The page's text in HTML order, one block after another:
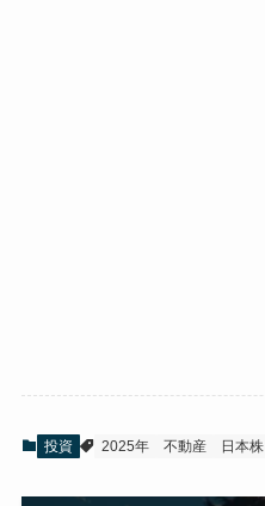
投資 2025年 不動産 日本株